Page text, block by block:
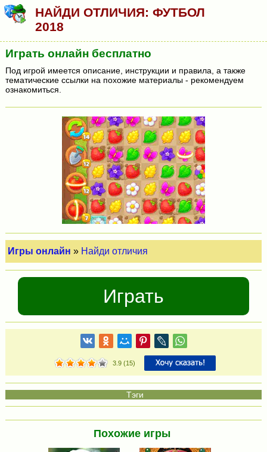
НАЙДИ ОТЛИЧИЯ: ФУТБОЛ
2018
Играть онлайн бесплатно
Под игрой имеется описание, инструкции и правила, а также
тематические ссылки на похожие материалы - рекомендуем
ознакомиться.
Игры онлайн » Найди отличия
Играть
3.9(15)
Похожие игры